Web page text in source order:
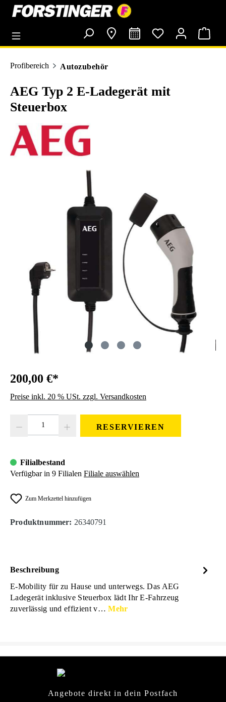
springen
Profibereich Autozubehör
AEG Typ 2 E-Ladegerät mit
Steuerbox
Bildergalerie überspringen
200,00 €*
Preise inkl. 20 % USt. zzgl. Versandkosten
RESERVIEREN
Filialbestand
Verfügbar in 9 Filialen Filiale auswählen
Zum Merkzettel hinzufügen
Produktnummer: 26340791
Beschreibung
E-Mobility für zu Hause und unterwegs. Das AEG
Ladegerät inklusive Steuerbox lädt Ihr E-Fahrzeug
zuverlässig und effizient v…Mehr
Angebote direkt in dein Postfach